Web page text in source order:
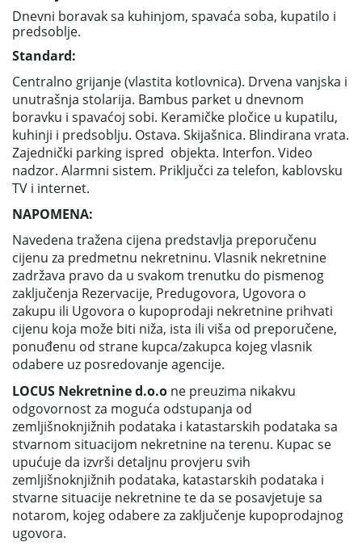
Dnevni boravak sa kuhinjom, spavaća soba, kupatilo i
predsoblje.
Standard:
Centralno grijanje (vlastita kotlovnica). Drvena vanjska i
unutrašnja stolarija. Bambus parket u dnevnom
boravku i spavaćoj sobi. Keramičke pločice u kupatilu,
kuhinji i predsoblju. Ostava. Skijašnica. Blindirana vrata.
Zajednički parking ispred objekta. Interfon. Video
nadzor. Alarmni sistem. Priključci za telefon, kablovsku
TV i internet.
NAPOMENA:
Navedena tražena cijena predstavlja preporučenu
cijenu za predmetnu nekretninu. Vlasnik nekretnine
zadržava pravo da u svakom trenutku do pismenog
zaključenja Rezervacije, Predugovora, Ugovora o
zakupu ili Ugovora o kupoprodaji nekretnine prihvati
cijenu koja može biti niža, ista ili viša od preporučene,
ponuđenu od strane kupca/zakupca kojeg vlasnik
odabere uz posredovanje agencije.
LOCUS Nekretnine d.o.o ne preuzima nikakvu
odgovornost za moguća odstupanja od
zemljišnoknjižnih podataka i katastarskih podataka sa
stvarnom situacijom nekretnine na terenu. Kupac se
upućuje da izvrši detaljnu provjeru svih
zemljišnoknjižnih podataka, katastarskih podataka i
stvarne situacije nekretnine te da se posavjetuje sa
notarom, kojeg odabere za zaključenje kupoprodajnog
ugovora.